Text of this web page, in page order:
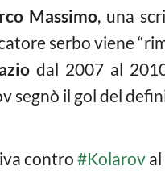
Massimo, una
serbo viene
dal 2007 al
segnò il gol del
contro #Kolarov